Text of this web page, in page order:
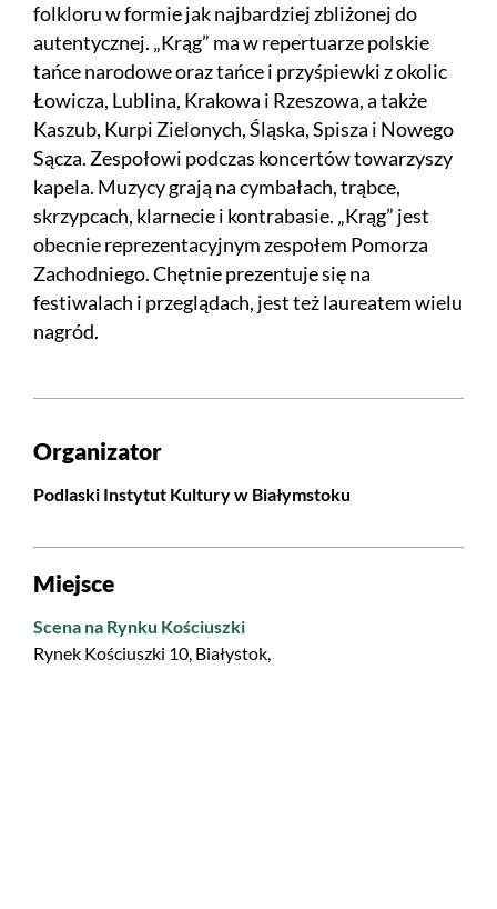
folkloru w formie jak najbardziej zbliżonej do
autentycznej. „Krąg” ma w repertuarze polskie
tańce narodowe oraz tańce i przyśpiewki z okolic
Łowicza, Lublina, Krakowa i Rzeszowa, a także
Kaszub, Kurpi Zielonych, Śląska, Spisza i Nowego
Sącza. Zespołowi podczas koncertów towarzyszy
kapela. Muzycy grają na cymbałach, trąbce,
skrzypcach, klarnecie i kontrabasie. „Krąg” jest
obecnie reprezentacyjnym zespołem Pomorza
Zachodniego. Chętnie prezentuje się na
festiwalach i przeglądach, jest też laureatem wielu
nagród.
Organizator
Podlaski Instytut Kultury w Białymstoku
Miejsce
Scena na Rynku Kościuszki
Rynek Kościuszki 10, Białystok,